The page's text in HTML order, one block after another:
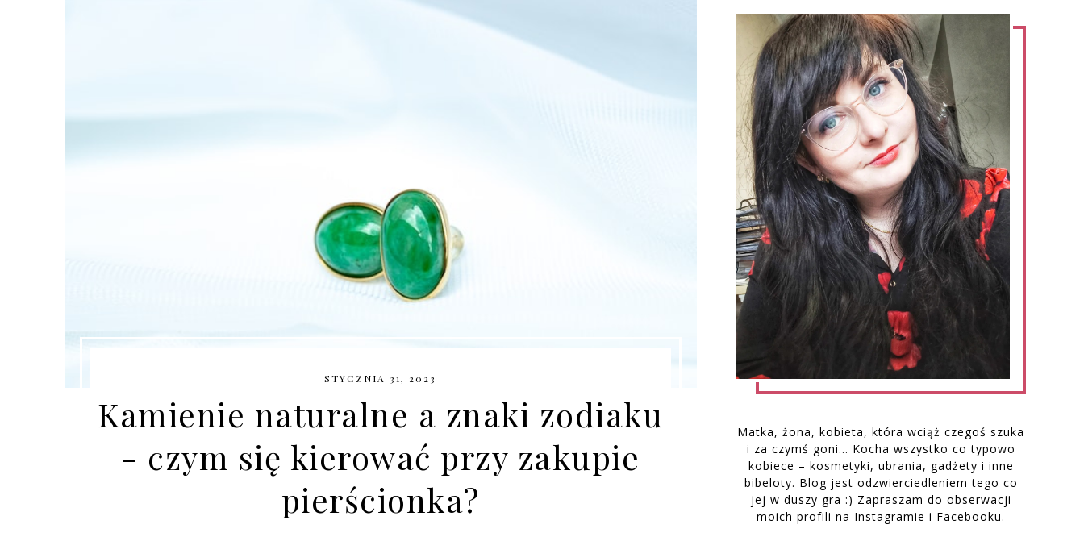
STYCZNIA 31, 2023
Kamienie naturalne a znaki zodiaku
- czym się kierować przy zakupie
pierścionka?
Matka, żona, kobieta, która wciąż czegoś szuka
i za czymś goni… Kocha wszystko co typowo
kobiece – kosmetyki, ubrania, gadżety i inne
bibeloty. Blog jest odzwierciedleniem tego co
jej w duszy gra :) Zapraszam do obserwacji
moich profili na Instagramie i Facebooku.